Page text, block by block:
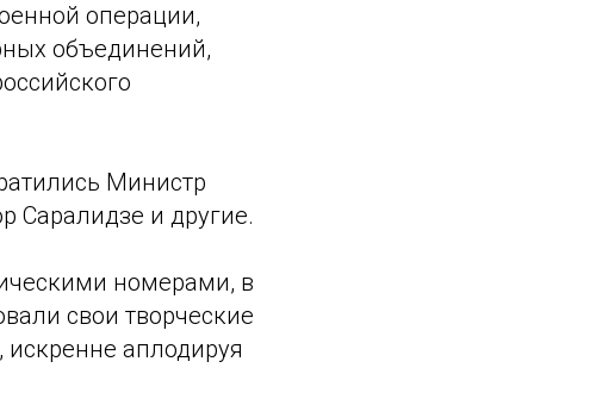
операции,
объединений,
Министр
Саралидзе и другие.
номерами, в
свои творческие
аплодируя